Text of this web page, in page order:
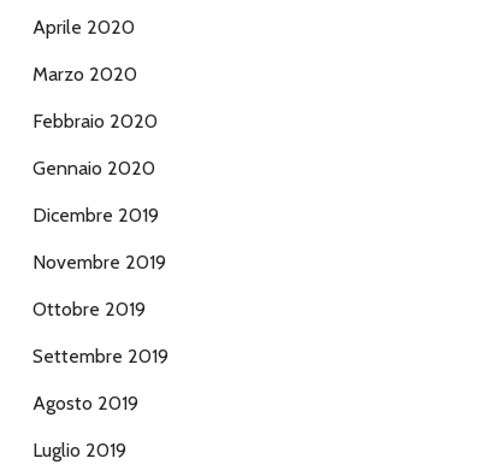
Aprile 2020
Marzo 2020
Febbraio 2020
Gennaio 2020
Dicembre 2019
Novembre 2019
Ottobre 2019
Settembre 2019
Agosto 2019
Luglio 2019